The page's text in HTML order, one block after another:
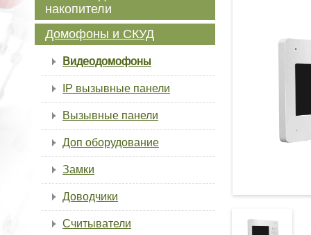
накопители
Домофоны и СКУД
Видеодомофоны
IP вызывные панели
Вызывные панели
Доп оборудование
Замки
Доводчики
Считыватели